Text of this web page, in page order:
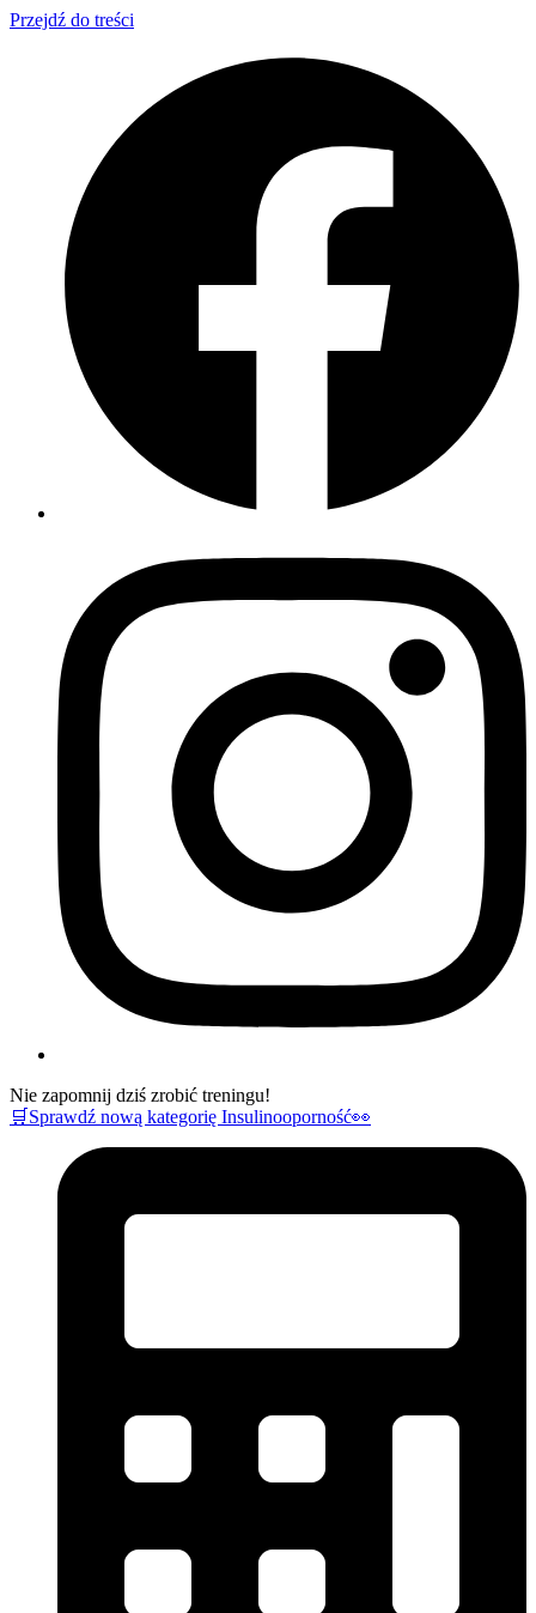
Przejdź do treści
Nie zapomnij dziś zrobić treningu!
🛒Sprawdź nową kategorię Insulinooporność👀